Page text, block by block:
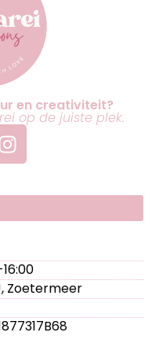
en creativiteit?
op de juiste plek.
Zoetermeer